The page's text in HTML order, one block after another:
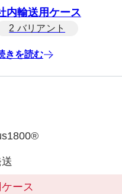
ース
内輸送用ケース
2 バリアント
きを読む